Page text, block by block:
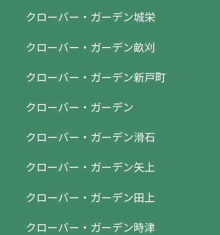
クローバー・ガーデン城栄
クローバー・ガーデン畝刈
クローバー・ガーデン新戸町
クローバー・ガーデン
クローバー・ガーデン滑石
クローバー・ガーデン矢上
クローバー・ガーデン田上
クローバー・ガーデン時津